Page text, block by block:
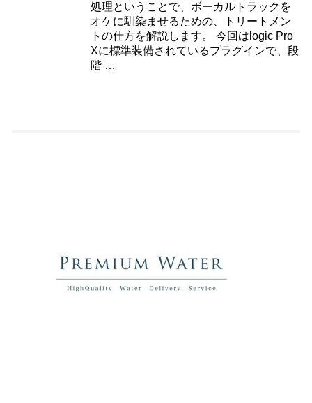
処理ということで、ボーカルトラックを
オケに馴染ませるための、トリートメン
トの仕方を解説します。 今回はlogic Pro
Xに標準装備されているプラグインで、段
階 …